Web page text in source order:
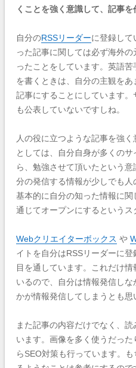
くことを強く意識して、記事を
自分のRSSリーダーに登録して
った記事に関しては必ず海外
ったことをしています。英語
を書くときは、自分の主観を
記事にすることにしています
も公表していないですしね。
人の役に立つような記事を強
としては、自分自身が多くの
ら、勉強させて頂いたという
分の発信する情報が少しでも人
基本的に自分の知った情報に
通じてオープンにするというス
Webクリエイターボックス や
イトを自分はRSSリーダーに
目を通しています。
これだけ情
いるので、自分は情報発信し
かが情報発信してしまうとも思
また記事の内容だけでなく、
います。画像を多く使うだっ
らSEO対策も行っています。